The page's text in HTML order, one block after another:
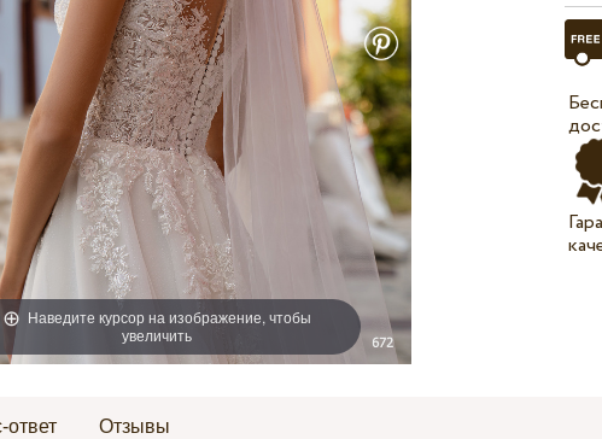
Наведите курсор на изображение, чтобы
увеличить
ответ Отзывы